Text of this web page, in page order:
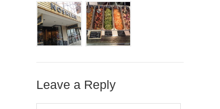
Leave a Reply